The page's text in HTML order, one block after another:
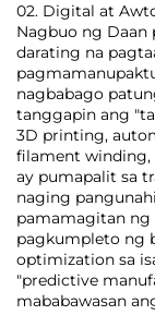
02. Digital at
Nagbuo ng Daan
darating na
nagbabago
tanggapin ang
3D printing,
filament winding,
ay pumapalit sa
naging
pamamagitan
pagkumpleto ng
optimization sa
"predictive
mababawasan